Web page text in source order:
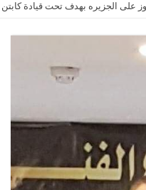
على الجزيره بهدف تحت قيادة